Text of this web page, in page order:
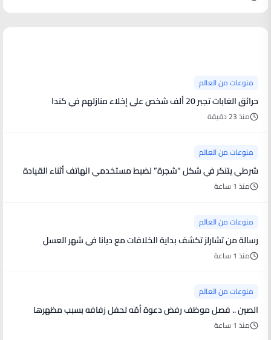
منوعات من العالم
حرائق الغابات تجبر 20 ألف شخص على إخلاء منازلهم في كندا
منذ 23 دقيقة
منوعات من العالم
شرطي يتنكر في شكل “شجرة” لضبط مستخدمي الهاتف أثناء القيادة
منذ 1 ساعة
منوعات من العالم
رسالة من تشارلز تكشف بداية الخلافات مع ديانا في شهر العسل
منذ 1 ساعة
منوعات من العالم
الصين .. فصل موظف رفض دعوة أمّه لحفل زفافه بسبب مظهرها
منذ 1 ساعة